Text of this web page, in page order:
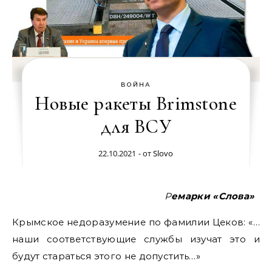
ВОЙНА
Новые ракеты Brimstone
для ВСУ
22.10.2021 - отSlovo
Ремарки «Слова»
Крымское недоразумение по фамилии Цеков: «…
наши соответствующие службы изучат это и
будут стараться этого не допустить…»